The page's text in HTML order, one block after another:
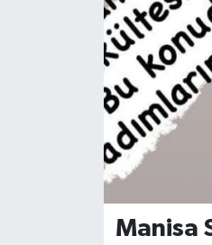
Manisa